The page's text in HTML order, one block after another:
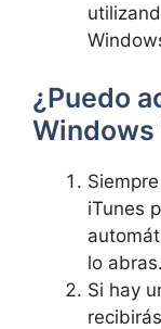
¿Puedo
Windows
iTunes
lo abras.
Si hay